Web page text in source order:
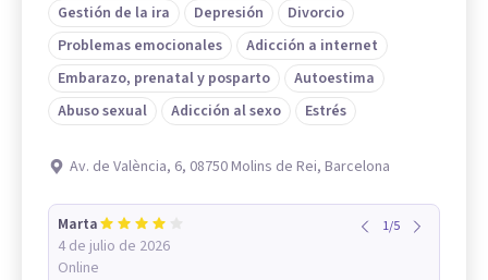
Gestión de la ira Depresión
Divorcio
Problemas emocionales
Adicción a internet
Embarazo, prenatal y posparto
Autoestima
Abuso sexual
Adicción al sexo Estrés
Av. de València, 6, 08750 Molins de Rei, Barcelona
Marta
4 de julio de 2026
Online
1/5